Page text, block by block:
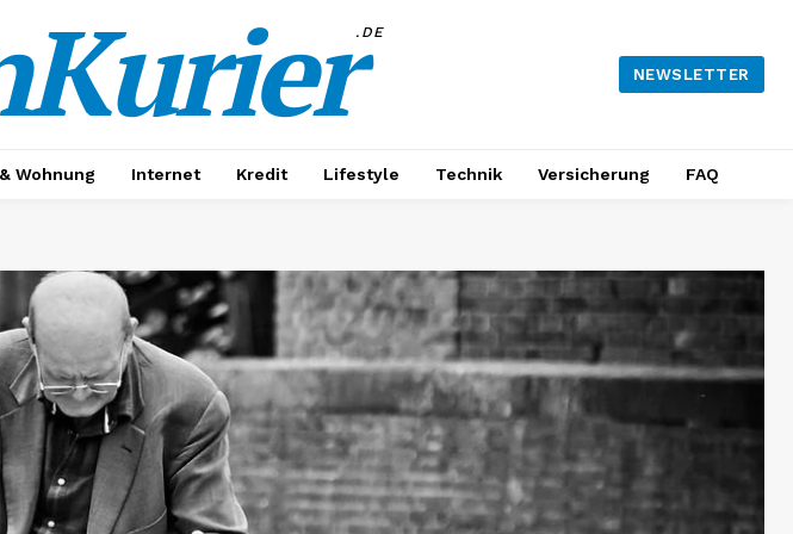
.DE
NEWSLETTER
Wohnung Internet Kredit Lifestyle Technik Versicherung FAQ